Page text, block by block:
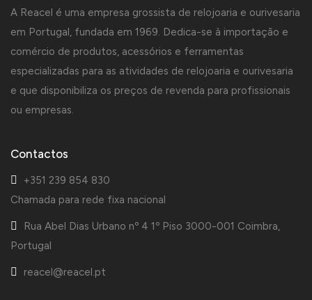
A Reacel é uma empresa grossista de relojoaria e ourivesaria
em Portugal, fundada em 1969. Dedica-se à importação e
comércio de produtos, acessórios e ferramentas
especializadas para as atividades de relojoaria e ourivesaria
e que disponibiliza os preços de revenda para profissionais
ou empresas.
Contactos
+351 239 854 830
Chamada para rede fixa nacional
Rua Abel Dias Urbano nº 4 1º Piso 3000-001 Coimbra,
Portugal
reacel@reacel.pt